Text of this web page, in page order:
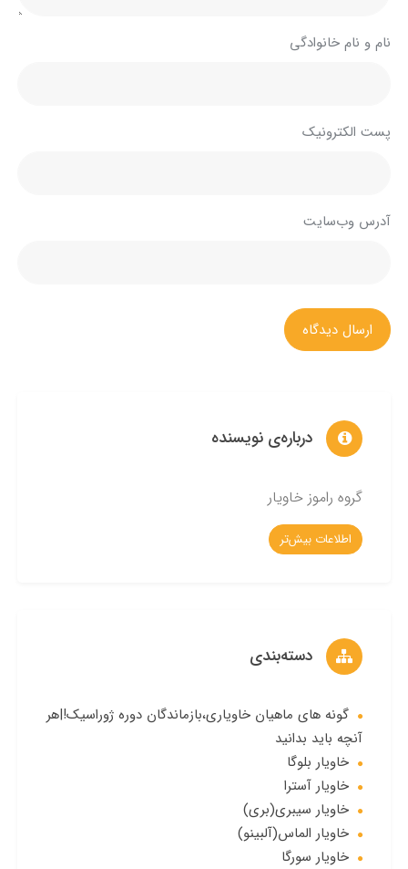
نام و نام خانوادگی
پست الکترونیک
آدرس وب‌سایت
ارسال دیدگاه
درباره‌ی نویسنده
گروه راموز خاویار
اطلاعات بیش‌تر
دسته‌بندی
گونه های ماهیان خاویاری،بازماندگان دوره ژوراسیک!|هر
آنچه باید بدانید
خاویار بلوگا
خاویار آسترا
خاویار سیبری(بری)
خاویار الماس(آلبینو)
خاویار سورگا